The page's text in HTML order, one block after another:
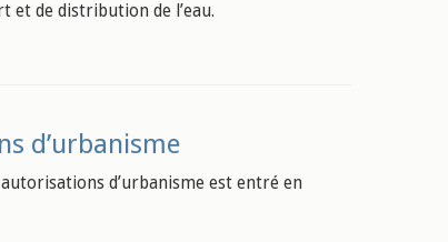
et de distribution de l’eau.
d’urbanisme
d’urbanisme est entré en